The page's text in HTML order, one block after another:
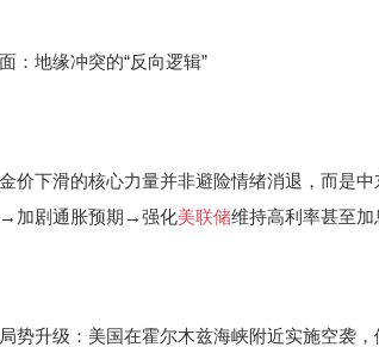
地缘冲突的“反向逻辑”
下滑的核心力量并非避险情绪消退，而是中
加剧通胀预期→强化美联储维持高利率甚至加
升级：美国在霍尔木兹海峡附近实施空袭，